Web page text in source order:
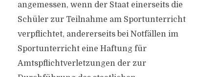
angemessen, wenn der Staat einerseits die
Schüler zur Teilnahme am Sportunterricht
verpflichtet, andererseits bei Notfällen im
Sportunterricht eine Haftung für
Amtspflichtverletzungen der zur